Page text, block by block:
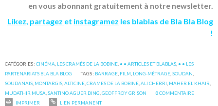
en vous abonnant gratuitement à notre newsletter.
Likez, partagez et instagramez les blablas de Bla Bla Blog
!
CATÉGORIES :CINÉMA LES CRAMÉS DE LA BOBINE • • ARTICLES ET BLABLAS • • LES
PARTENARIATS BLA BLA BLOG
TAGS : BARRAGE FILM LONG-MÉTRAGE ,SOUDAN
SOUDANAIS MONTARGIS ,ALTICINE ,CRAMES DE LA BOBINE ,ALI CHERRI MAHER EL KHAIR
MUDATHIR MUSA ,SANTINO AGUER DING ,GEOFFROY GRISON 0COMMENTAIRE
IMPRIMER
LIEN PERMANENT